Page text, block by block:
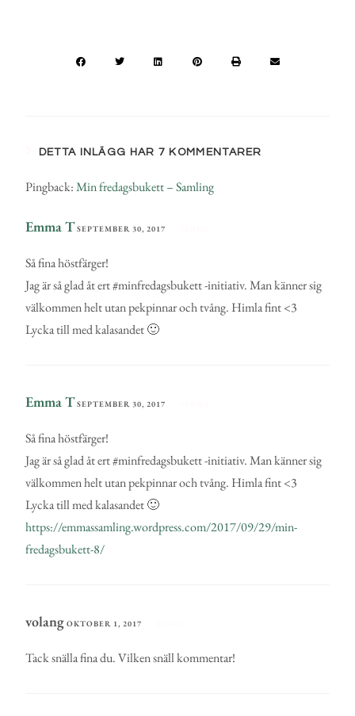
DETTA INLÄGG HAR 7 KOMMENTARER
Pingback:Min fredagsbukett – Samling
Emma T SEPTEMBER 30, 2017
Så fina höstfärger!
Jag är så glad åt ert #minfredagsbukett -initiativ. Man känner sig
välkommen helt utan pekpinnar och tvång. Himla fint <3
Lycka till med kalasandet 🙂
Emma T SEPTEMBER 30, 2017
Så fina höstfärger!
Jag är så glad åt ert #minfredagsbukett -initiativ. Man känner sig
välkommen helt utan pekpinnar och tvång. Himla fint <3
Lycka till med kalasandet 🙂
https://emmassamling.wordpress.com/2017/09/29/min-
fredagsbukett-8/
volang OKTOBER 1, 2017
Tack snälla fina du. Vilken snäll kommentar!